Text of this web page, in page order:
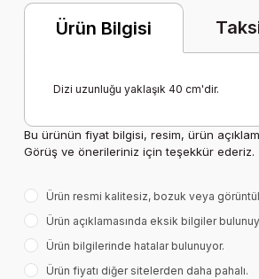
Ürün Bilgisi
Dizi uzunluğu yaklaşık 40 cm'dir.
Bu ürünün fiyat bilgisi, resim, ürün
Görüş ve önerileriniz için teşekkür ederiz.
Ürün resmi kalitesiz, bozuk veya
Ürün açıklamasında eksik bilgiler
Ürün bilgilerinde hatalar bulunuyor.
Ürün fiyatı diğer sitelerden daha pahalı.